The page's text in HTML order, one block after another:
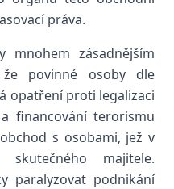
práva.
zásadnějším
povinné osoby dle
opatření proti legalizaci
financování terorismu
s osobami, jež v
skutečného majitele.
paralyzovat podnikání